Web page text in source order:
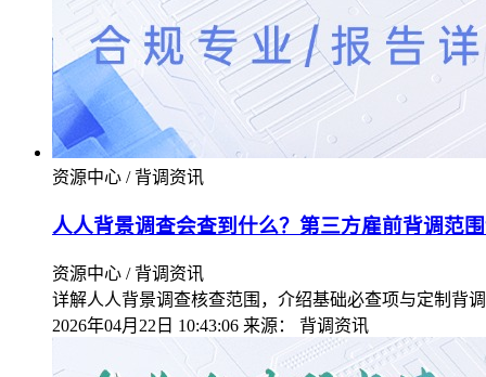
资源中心 / 背调资讯
人人背景调查会查到什么？第三方雇前背调范
资源中心 / 背调资讯
详解人人背景调查核查范围，介绍基础必查项与定制背
2026年04月22日 10:43:06 来源： 背调资讯